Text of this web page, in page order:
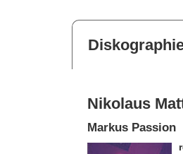
Nikolaus
Markus Passion